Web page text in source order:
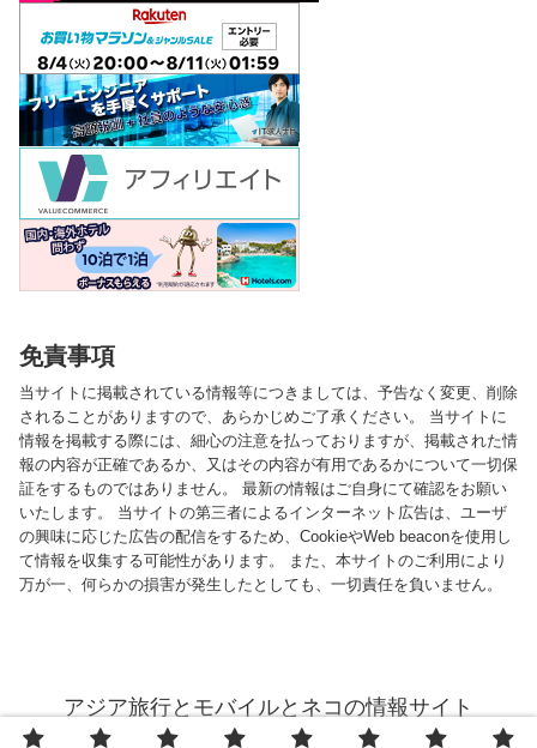
免責事項
当サイトに掲載されている情報等につきましては、予告なく変更、削除
されることがありますので、あらかじめご了承ください。 当サイトに
情報を掲載する際には、細心の注意を払っておりますが、掲載された情
報の内容が正確であるか、又はその内容が有用であるかについて一切保
証をするものではありません。 最新の情報はご自身にて確認をお願い
いたします。 当サイトの第三者によるインターネット広告は、ユーザ
の興味に応じた広告の配信をするため、CookieやWeb beaconを使用し
て情報を収集する可能性があります。 また、本サイトのご利用により
万が一、何らかの損害が発生したとしても、一切責任を負いません。
アジア旅行とモバイルとネコの情報サイト
© 2013 アジア旅行とモバイルとネコの情報サイト.